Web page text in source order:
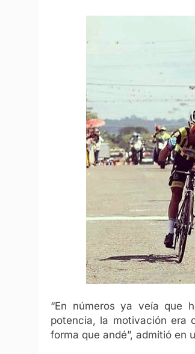
“En números ya veía que
potencia, la motivación era
forma que andé”, admitió en